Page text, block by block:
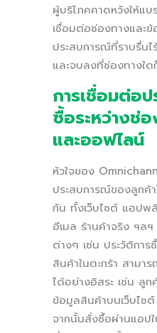
ผู้บริโภคคาดหวังให้แบ
เชื่อมต่อช่องทางและ
ประสบการณ์ที่ราบรื่นไ
และจบลงที่ช่องทางใด
การเชื่อมต่อ
ซื้อระหว่างช่
และออฟไลน์
หัวใจของ
ประสบการณ์ของลูกค้
กัน ทั้งเว็บไซต์ แอปพ
อีเมล ร้านค้าจริง ฯล
ต่างๆ เช่น ประวัติกา
สินค้าในตะกร้า สามา
ได้อย่างอิสระ เช่น ลูก
ข้อมูลสินค้าบนเว็บไซ
จากนั้นสั่งซื้อผ่านแอป